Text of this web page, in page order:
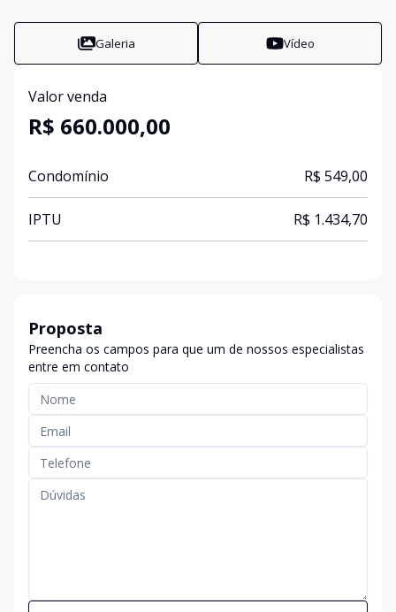
Galeria Vídeo
Valor venda
R$ 660.000,00
Condomínio R$ 549,00
IPTU R$ 1.434,70
Proposta
Preencha os campos para que um de nossos especialistas
entre em contato